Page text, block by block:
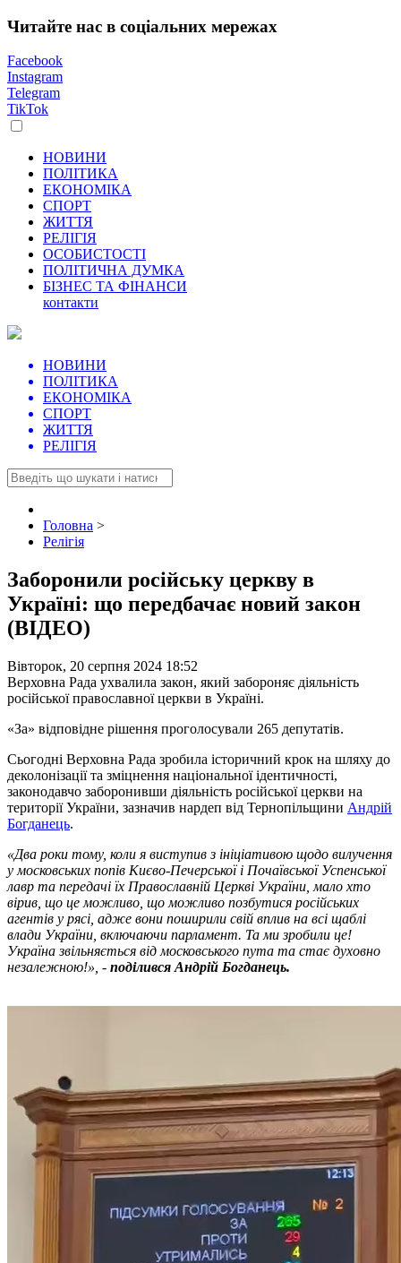
Читайте нас в соціальних мережах
Facebook
Instagram
Telegram
TikTok
НОВИНИ
ПОЛІТИКА
ЕКОНОМІКА
СПОРТ
ЖИТТЯ
РЕЛІГІЯ
ОСОБИСТОСТІ
ПОЛІТИЧНА ДУМКА
БІЗНЕС ТА ФІНАНСИ
контакти
НОВИНИ
ПОЛІТИКА
ЕКОНОМІКА
СПОРТ
ЖИТТЯ
РЕЛІГІЯ
Головна >
Релігія
Заборонили російську церкву в
Україні: що передбачає новий закон
(ВІДЕО)
Вівторок, 20 серпня 2024 18:52
Верховна Рада ухвалила закон, який забороняє діяльність
російської православної церкви в Україні.
«За» відповідне рішення проголосували 265 депутатів.
Сьогодні Верховна Рада зробила історичний крок на шляху до
деколонізації та зміцнення національної ідентичності,
законодавчо заборонивши діяльність російської церкви на
території України, зазначив нардеп від Тернопільщини Андрій
Богданець.
«Два роки тому, коли я виступив з ініціативою щодо вилучення
у московських попів Києво-Печерської і Почаївської Успенської
лавр та передачі їх Православній Церкві України, мало хто
вірив, що це можливо, що можливо позбутися російських
агентів у рясі, адже вони поширили свій вплив на всі щаблі
влади України, включаючи парламент. Та ми зробили це!
Україна звільняється від московського пута та стає духовно
незалежною!», - поділився Андрій Богданець.